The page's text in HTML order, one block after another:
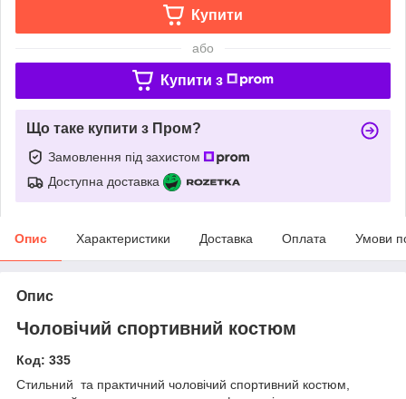
Купити
або
Купити з
Що таке купити з Пром?
Замовлення під захистом
Доступна доставка
Опис Характеристики Доставка Оплата Умови
Опис
Чоловічий спортивний костюм
Код: 335
Стильний та практичний чоловічий спортивний костюм,